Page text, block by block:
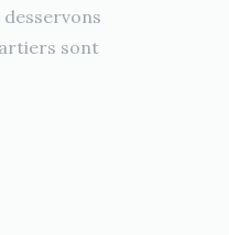
sont